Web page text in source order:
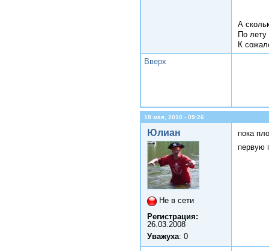
А
По
К
Вверх
18 мая, 2010 - 09:26
Юлиан
Не в сети
Регистрация:
26.03.2008
Уважуха: 0
пока
первую